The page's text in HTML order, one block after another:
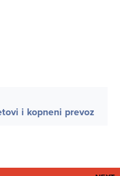
i kopneni prevoz